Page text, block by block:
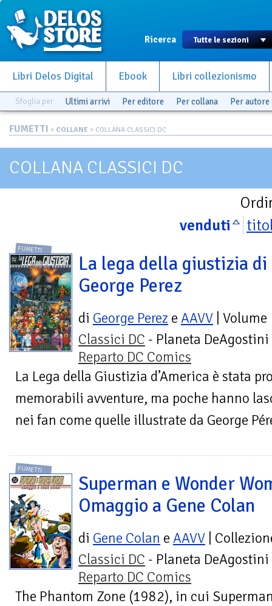
Ricerca
Libri Delos Digital Ebook Libri collezionismo
Sfoglia per Ultimi arrivi Per editore Per collana Per autore
FUMETTI > COLLANE > COLLANA CLASSICI DC
COLLANA CLASSICI DC
venduti
FUMETTI
La lega della giustizia di
George Perez
di George Perez e AAVV | Volume
Classici DC - Planeta DeAgostini
Reparto DC Comics
La Lega della Giustizia d’America è stata
memorabili avventure, ma poche hanno
nei fan come quelle illustrate da George
FUMETTI
Superman e Wonder
Omaggio a Gene Colan
di Gene Colan e AAVV |
Classici DC - Planeta DeAgostini
Reparto DC Comics
The Phantom Zone (1982), in cui